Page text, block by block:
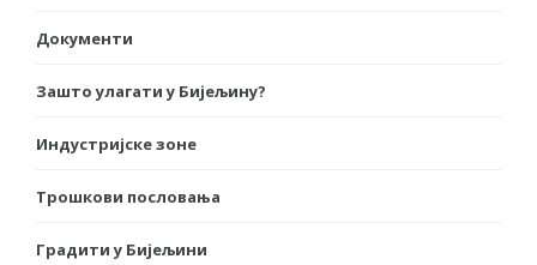
Документи
Зашто улагати у Бијељину?
Индустријске зоне
Трошкови пословања
Градити у Бијељини